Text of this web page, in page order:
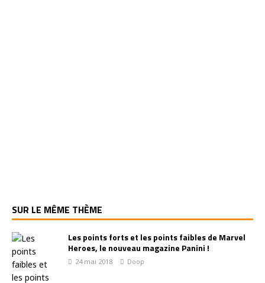
SUR LE MÊME THÈME
Les points forts et les points faibles de Marvel
Heroes, le nouveau magazine Panini !
24 mai 2018 Doop